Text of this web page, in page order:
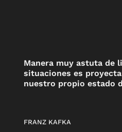
Manera muy astuta de
situaciones es
nuestro propio estado
FRANZ KAFKA